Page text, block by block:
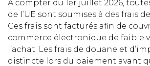
À compter du 1er juillet 2026,
de l’UE sont soumises à des frais
Ces frais sont facturés afin de
commerce électronique de faible
l’achat. Les frais de douane et
distincte lors du paiement avant